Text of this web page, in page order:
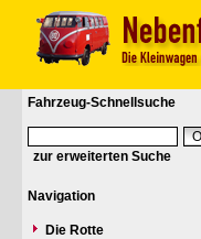
Fahrzeug-Schnellsuche
zur erweiterten Suche
Navigation
Die Rotte